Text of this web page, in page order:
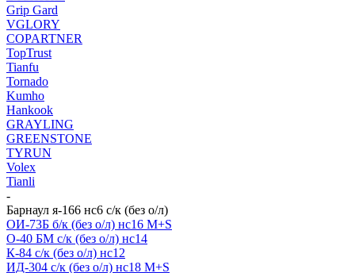
Grip Gard
VGLORY
COPARTNER
TopTrust
Tianfu
Tornado
Kumho
Hankook
GRAYLING
GREENSTONE
TYRUN
Volex
Tianli
-
Барнаул я-166 нс6 с/к (без о/л)
ОИ-73Б б/к (без о/л) нс16 M+S
О-40 БМ с/к (без о/л) нс14
К-84 с/к (без о/л) нс12
ИД-304 с/к (без о/л) нс18 M+S